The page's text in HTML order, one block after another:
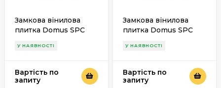
Замкова вінилова
плитка Domus SPC
У НАЯВНОСТІ
Вартість по
запиту
Замкова вінилова
плитка Domus SPC
У НАЯВНОСТІ
Вартість по
запиту